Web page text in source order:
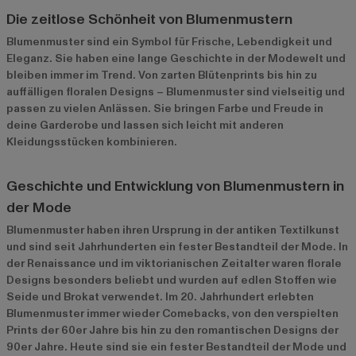
Die zeitlose Schönheit von Blumenmustern
Blumenmuster sind ein Symbol für Frische, Lebendigkeit und
Eleganz. Sie haben eine lange Geschichte in der Modewelt und
bleiben immer im Trend. Von zarten Blütenprints bis hin zu
auffälligen floralen Designs – Blumenmuster sind vielseitig und
passen zu vielen Anlässen. Sie bringen Farbe und Freude in
deine Garderobe und lassen sich leicht mit anderen
Kleidungsstücken kombinieren.
Geschichte und Entwicklung von Blumenmustern in
der Mode
Blumenmuster haben ihren Ursprung in der antiken Textilkunst
und sind seit Jahrhunderten ein fester Bestandteil der Mode. In
der Renaissance und im viktorianischen Zeitalter waren florale
Designs besonders beliebt und wurden auf edlen Stoffen wie
Seide und Brokat verwendet. Im 20. Jahrhundert erlebten
Blumenmuster immer wieder Comebacks, von den verspielten
Prints der 60er Jahre bis hin zu den romantischen Designs der
90er Jahre. Heute sind sie ein fester Bestandteil der Mode und